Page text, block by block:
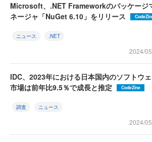
Microsoft、.NET Frameworkのパッケージ
ネージャ「NuGet 6.10」をリリース
ニュース .NET
2024/
IDC、2023年における日本国内のソフトウ
市場は前年比9.5％で成長と推定
CodeZine
調査 ニュース
2024/